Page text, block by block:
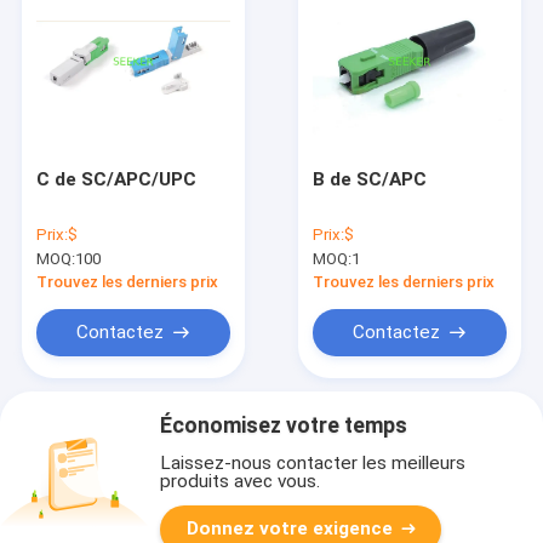
C de SC/APC/UPC
Prix:$
MOQ:100
Trouvez les derniers prix
Contactez
B de SC/APC
Prix:$
MOQ:1
Trouvez les derniers prix
Contactez
Économisez votre temps
Laissez-nous contacter les meilleurs
produits avec vous.
Donnez votre exigence